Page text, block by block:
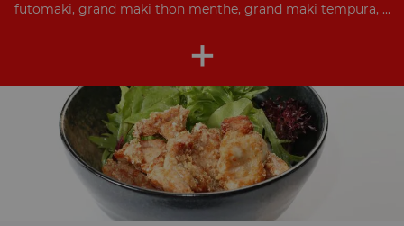
futomaki, grand maki thon menthe, grand maki tempura, ...
+